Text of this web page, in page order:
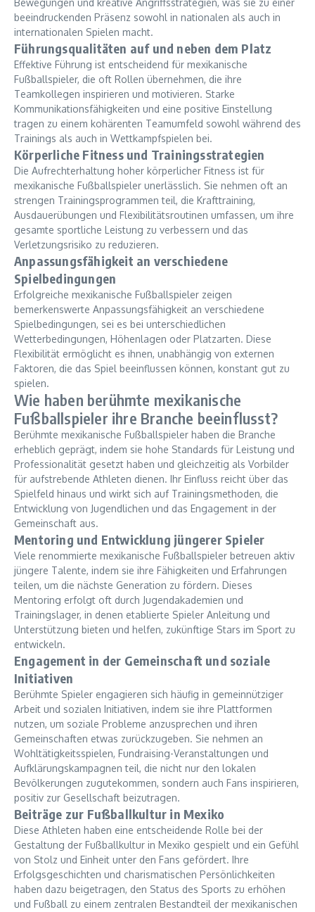
Bewegungen und kreative Angriffsstrategien, was sie zu einer
beeindruckenden Präsenz sowohl in nationalen als auch in
internationalen Spielen macht.
Führungsqualitäten auf und neben dem Platz
Effektive Führung ist entscheidend für mexikanische
Fußballspieler, die oft Rollen übernehmen, die ihre
Teamkollegen inspirieren und motivieren. Starke
Kommunikationsfähigkeiten und eine positive Einstellung
tragen zu einem kohärenten Teamumfeld sowohl während des
Trainings als auch in Wettkampfspielen bei.
Körperliche Fitness und Trainingsstrategien
Die Aufrechterhaltung hoher körperlicher Fitness ist für
mexikanische Fußballspieler unerlässlich. Sie nehmen oft an
strengen Trainingsprogrammen teil, die Krafttraining,
Ausdauerübungen und Flexibilitätsroutinen umfassen, um ihre
gesamte sportliche Leistung zu verbessern und das
Verletzungsrisiko zu reduzieren.
Anpassungsfähigkeit an verschiedene
Spielbedingungen
Erfolgreiche mexikanische Fußballspieler zeigen
bemerkenswerte Anpassungsfähigkeit an verschiedene
Spielbedingungen, sei es bei unterschiedlichen
Wetterbedingungen, Höhenlagen oder Platzarten. Diese
Flexibilität ermöglicht es ihnen, unabhängig von externen
Faktoren, die das Spiel beeinflussen können, konstant gut zu
spielen.
Wie haben berühmte mexikanische
Fußballspieler ihre Branche beeinflusst?
Berühmte mexikanische Fußballspieler haben die Branche
erheblich geprägt, indem sie hohe Standards für Leistung und
Professionalität gesetzt haben und gleichzeitig als Vorbilder
für aufstrebende Athleten dienen. Ihr Einfluss reicht über das
Spielfeld hinaus und wirkt sich auf Trainingsmethoden, die
Entwicklung von Jugendlichen und das Engagement in der
Gemeinschaft aus.
Mentoring und Entwicklung jüngerer Spieler
Viele renommierte mexikanische Fußballspieler betreuen aktiv
jüngere Talente, indem sie ihre Fähigkeiten und Erfahrungen
teilen, um die nächste Generation zu fördern. Dieses
Mentoring erfolgt oft durch Jugendakademien und
Trainingslager, in denen etablierte Spieler Anleitung und
Unterstützung bieten und helfen, zukünftige Stars im Sport zu
entwickeln.
Engagement in der Gemeinschaft und soziale
Initiativen
Berühmte Spieler engagieren sich häufig in gemeinnütziger
Arbeit und sozialen Initiativen, indem sie ihre Plattformen
nutzen, um soziale Probleme anzusprechen und ihren
Gemeinschaften etwas zurückzugeben. Sie nehmen an
Wohltätigkeitsspielen, Fundraising-Veranstaltungen und
Aufklärungskampagnen teil, die nicht nur den lokalen
Bevölkerungen zugutekommen, sondern auch Fans inspirieren,
positiv zur Gesellschaft beizutragen.
Beiträge zur Fußballkultur in Mexiko
Diese Athleten haben eine entscheidende Rolle bei der
Gestaltung der Fußballkultur in Mexiko gespielt und ein Gefühl
von Stolz und Einheit unter den Fans gefördert. Ihre
Erfolgsgeschichten und charismatischen Persönlichkeiten
haben dazu beigetragen, den Status des Sports zu erhöhen
und Fußball zu einem zentralen Bestandteil der mexikanischen